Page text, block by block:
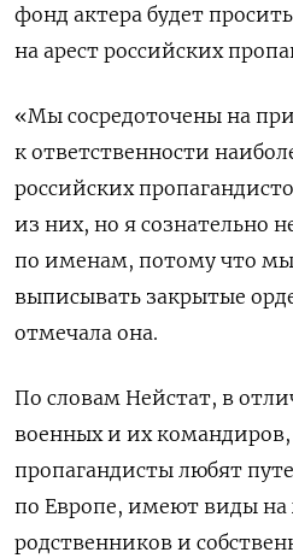
фонд актера будет
на арест российских
«Мы сосредоточены на
к ответственности
российских
из них, но я сознательно
по именам, потому что
выписывать закрытые
отмечала она.
По словам Нейстат, в
военных и их
пропагандисты любят
по Европе, имеют виды на
родственников и